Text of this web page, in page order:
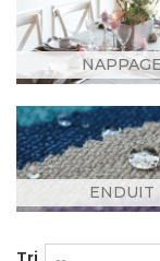
ENDUIT
Tri